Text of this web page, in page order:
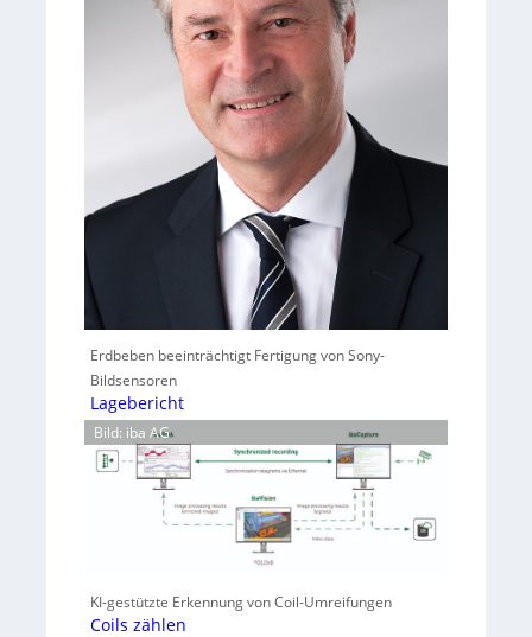
Erdbeben beeinträchtigt Fertigung von Sony-
Bildsensoren
Lagebericht
Bild: iba AG
KI-gestützte Erkennung von Coil-Umreifungen
Coils zählen